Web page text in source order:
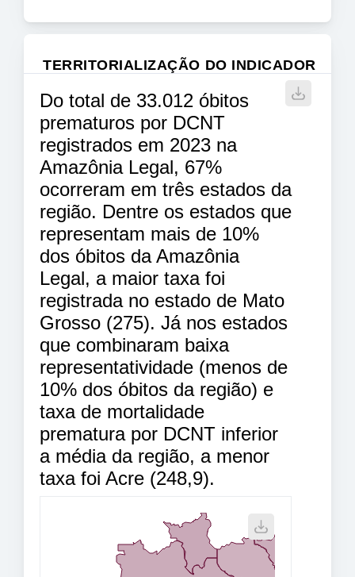
TERRITORIALIZAÇÃO DO INDICADOR
Do total de 33.012 óbitos
prematuros por DCNT
registrados em 2023 na
Amazônia Legal, 67%
ocorreram em três estados da
região. Dentre os estados que
representam mais de 10%
dos óbitos da Amazônia
Legal, a maior taxa foi
registrada no estado de Mato
Grosso (275). Já nos estados
que combinaram baixa
representatividade (menos de
10% dos óbitos da região) e
taxa de mortalidade
prematura por DCNT inferior
a média da região, a menor
taxa foi Acre (248,9).